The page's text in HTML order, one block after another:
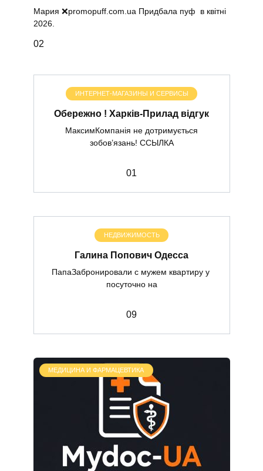
Мария ❌promopuff.com.uа Придбала пуф в квітні
2026.
02
ИНТЕРНЕТ-МАГАЗИНЫ И СЕРВИСЫ
Обережно ! Харків-Прилад відгук
МаксимКомпанія не дотримується
зобов’язань! ССЫЛКА
01
НЕДВИЖИМОСТЬ
Галина Попович Одесса
ПапаЗабронировали с мужем квартиру у
посуточно на
09
МЕДИЦИНА И ФАРМАЦЕВТИКА